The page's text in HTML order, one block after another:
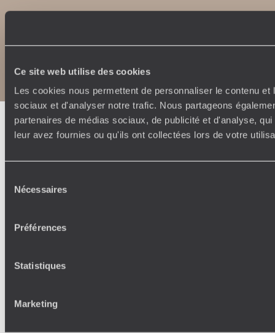
Ce site web utilise des cookies
Les cookies nous permettent de personnaliser le contenu
sociaux et d'analyser notre trafic. Nous partageons
partenaires de médias sociaux, de publicité et d'analyse,
leur avez fournies ou qu'ils ont collectées lors de votre
Nécessaires
Préférences
Statistiques
Marketing
Notice légale et CGU